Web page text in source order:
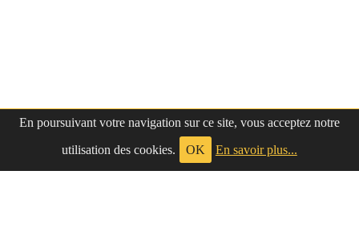
En poursuivant votre navigation sur ce site, vous acceptez notre
utilisation des cookies.
OK En savoir plus...